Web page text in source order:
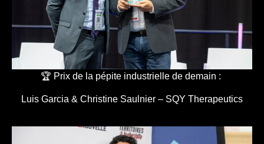
🏆 Prix de la pépite industrielle de demain :
Luis Garcia & Christine Saulnier – SQY Therapeutics